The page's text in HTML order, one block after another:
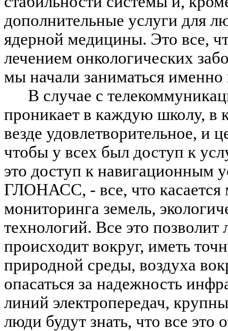
дополнительные услуги для
ядерной медицины. Это все,
лечением онкологических
мы начали заниматься
В случае с
проникает в каждую школу, в
везде удовлетворительное, и
чтобы у всех был доступ к
это доступ к навигационным
ГЛОНАСС, - все, что касается
мониторинга земель,
технологий. Все это
происходит вокруг, иметь
природной среды, воздуха
опасаться за надежность
линий электропередач,
люди будут знать, что все